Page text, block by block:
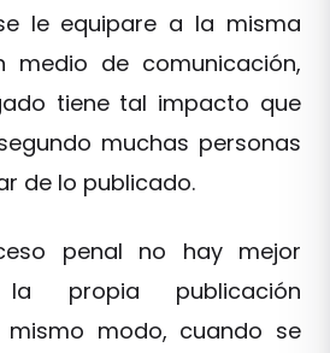
le equipare a la misma
medio de comunicación,
tiene tal impacto que
muchas personas
de lo publicado.
penal no hay mejor
propia publicación
mismo modo, cuando se